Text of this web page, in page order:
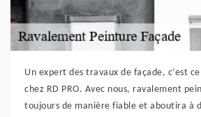
Un expert des travaux de façade, c’est
chez RD PRO. Avec nous, ravalement
toujours de manière fiable et aboutira à